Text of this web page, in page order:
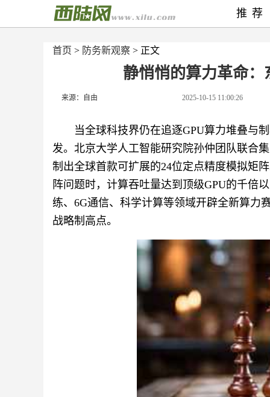
首页 > 防务新观察 > 正文
静悄悄的算力革命
来源：自由 2025-10-15 11:00:26
当全球科技界仍在追逐GPU算力堆叠与
发。北京大学人工智能研究院孙仲团队联合
制出全球首款可扩展的24位定点精度模拟矩
阵问题时，计算吞吐量达到顶级GPU的千倍
练、6G通信、科学计算等领域开辟全新算力
战略制高点。
推荐